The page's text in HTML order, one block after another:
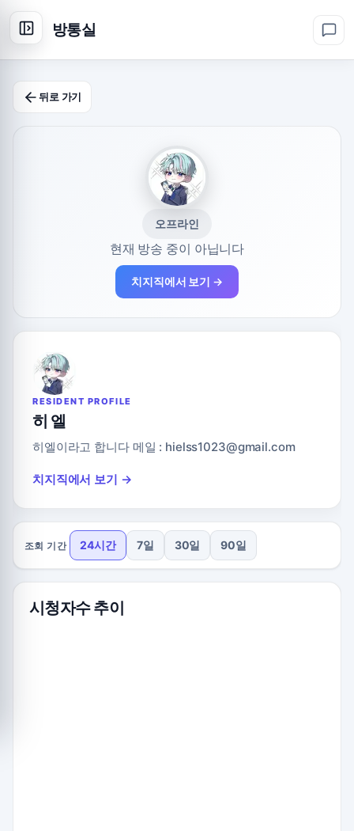
방통실
뒤로 가기
오프라인
현재 방송 중이 아닙니다
치지직에서 보기 →
RESIDENT PROFILE
히 엘
히엘이라고 합니다 메일 : hielss1023@gmail.com
치지직에서 보기 →
조회 기간 24시간 7일 30일 90일
시청자수 추이